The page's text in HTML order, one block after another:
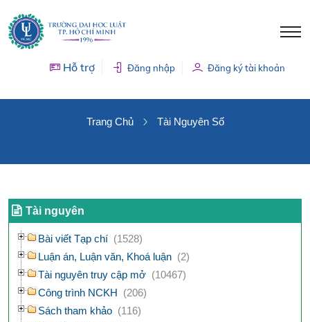
Hỗ trợ Đăng nhập Đăng ký tài khoản
Trang Chủ Tài Nguyên Số
Tài nguyên
Bài viết Tạp chí (1528)
Luận án, Luận văn, Khoá luận (2)
Tài nguyên truy cập mở (10467)
Công trình NCKH (206)
Sách tham khảo (116)